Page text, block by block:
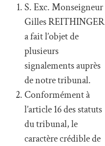
S. Exc. Monseigneur
Gilles REITHINGER
a fait l’objet de
plusieurs
signalements auprès
de notre tribunal.
Conformément à
l’article 16 des statuts
du tribunal, le
caractère crédible de